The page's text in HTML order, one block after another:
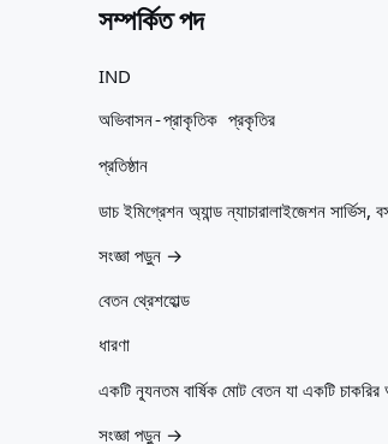
সম্পর্কিত পদ
IND
অভিবাসন-প্রাকৃতিক প্রকৃতির
প্রতিষ্ঠান
ডাচ ইমিগ্রেশন অ্যান্ড ন্যাচারালাইজেশন
সংজ্ঞা পড়ুন →
বেতন থ্রেশহোল্ড
ধারণা
একটি ন্যূনতম বার্ষিক মোট বেতন যা একটি
সংজ্ঞা পড়ুন →